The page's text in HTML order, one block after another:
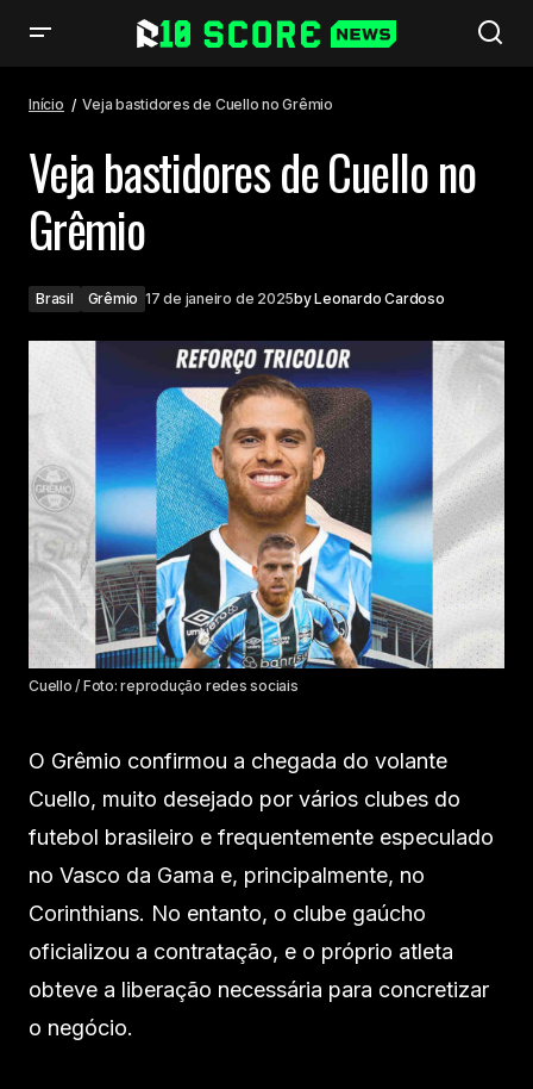
Início Veja bastidores de Cuello no Grêmio
Veja bastidores de Cuello no
Grêmio
Brasil Grêmio 17 de janeiro de 2025byLeonardo Cardoso
Cuello / Foto: reprodução redes sociais
O Grêmio confirmou a chegada do volante
Cuello, muito desejado por vários clubes do
futebol brasileiro e frequentemente especulado
no Vasco da Gama e, principalmente, no
Corinthians. No entanto, o clube gaúcho
oficializou a contratação, e o próprio atleta
obteve a liberação necessária para concretizar
o negócio.